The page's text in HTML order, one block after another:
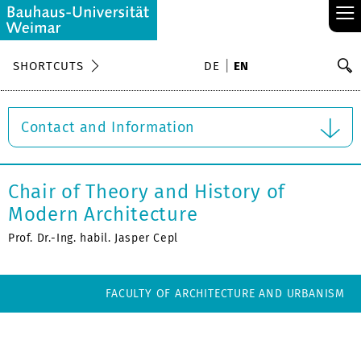
≡
SHORTCUTS DE EN
Contact and Information
Chair of Theory and History of
Modern Architecture
Prof. Dr.-Ing. habil. Jasper Cepl
FACULTY OF ARCHITECTURE AND URBANISM